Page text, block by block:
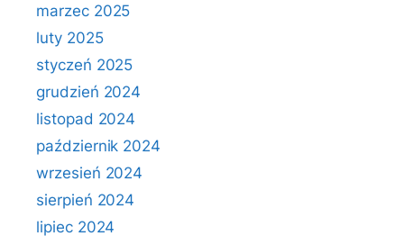
marzec 2025
luty 2025
styczeń 2025
grudzień 2024
listopad 2024
październik 2024
wrzesień 2024
sierpień 2024
lipiec 2024